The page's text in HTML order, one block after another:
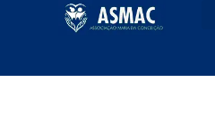
de contas